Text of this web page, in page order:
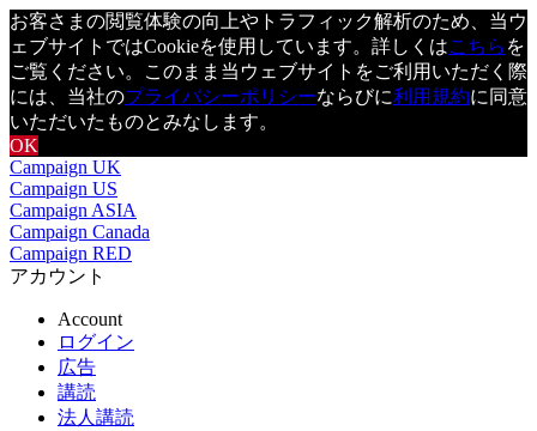
お客さまの閲覧体験の向上やトラフィック解析のため、当ウ
ェブサイトではCookieを使用しています。詳しくはこちら を
ご覧ください。このまま当ウェブサイトをご利用いただく際
には、当社のプライバシーポリシーならびに利用規約に同意
いただいたものとみなします。
OK
Campaign UK
Campaign US
Campaign ASIA
Campaign Canada
Campaign RED
アカウント
Account
ログイン
広告
講読
法人講読